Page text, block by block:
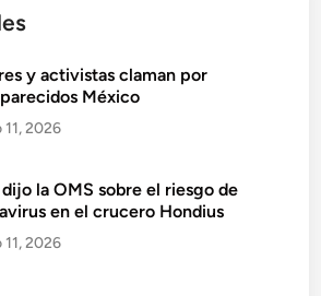
y activistas claman por
México
11, 2026
la OMS sobre el riesgo de
en el crucero Hondius
11, 2026